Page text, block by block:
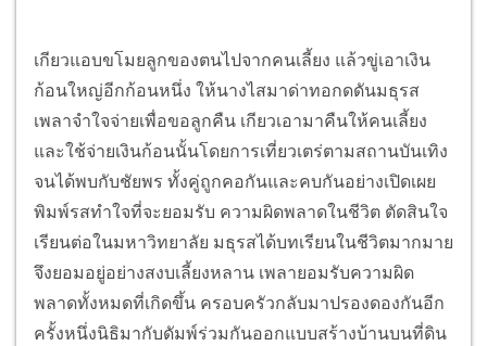
เกียวแอบขโมยลูกของตนไปจากคนเลี้ยง แล้วขู่เอาเงิน
ก้อนใหญ่อีกก้อนหนึ่ง ให้นางไสมาด่าทอกดดันมธุรส
เพลาจำใจจ่ายเพื่อขอลูกคืน เกียวเอามาคืนให้คนเลี้ยง
และใช้จ่ายเงินก้อนนั้นโดยการเที่ยวเตร่ตามสถานบันเทิง
จนได้พบกับชัยพร ทั้งคู่ถูกคอกันและคบกันอย่างเปิดเผย
พิมพ์รสทำใจที่จะยอมรับ ความผิดพลาดในชีวิต ตัดสินใจ
เรียนต่อในมหาวิทยาลัย มธุรสได้บทเรียนในชีวิตมากมาย
จึงยอมอยู่อย่างสงบเลี้ยงหลาน เพลายอมรับความผิด
พลาดทั้งหมดที่เกิดขึ้น ครอบครัวกลับมาปรองดองกันอีก
ครั้งหนึ่งนิธิมากับดัมพ์ร่วมกันออกแบบสร้างบ้านบนที่ดิน